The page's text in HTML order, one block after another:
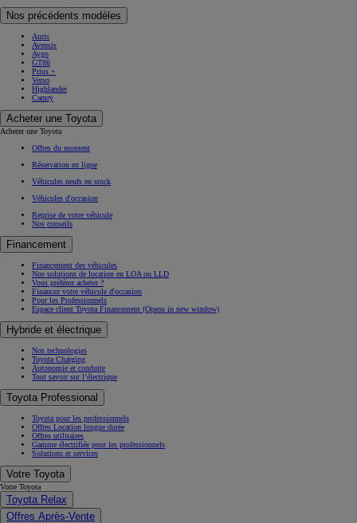
Nos précédents modèles
Auris
Avensis
Aygo
GT86
Prius +
Verso
Highlander
Camry
Acheter une Toyota
Acheter une Toyota
Offres du moment
Réservation en ligne
Véhicules neufs en stock
Véhicules d'occasion
Reprise de votre véhicule
Nos conseils
Financement
Financement des véhicules
Nos solutions de location en LOA ou LLD
Vous préférez acheter ?
Financez votre véhicule d'occasion
Pour les Professionnels
Espace client Toyota Financement (Opens in new window)
Hybride et électrique
Nos technologies
Toyota Charging
Autonomie et conduite
Tout savoir sur l’électrique
Toyota Professional
Toyota pour les professionnels
Offres Location longue durée
Offres utilitaires
Gamme électrifiée pour les professionnels
Solutions et services
Votre Toyota
Votre Toyota
Toyota Relax
Offres Après-Vente